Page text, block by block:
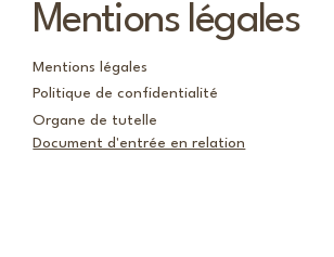
Mentions légales
Mentions légales
Politique de confidentialité
Organe de tutelle
Document d'entrée en relation